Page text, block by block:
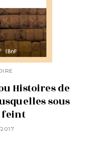
Histoires de
sous
feint